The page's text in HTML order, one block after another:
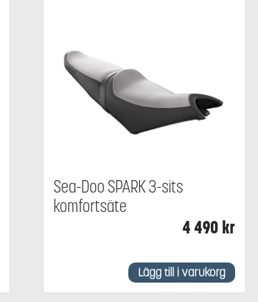
Sea-Doo SPARK 3-sits
komfortsäte
4 490 kr
Lägg till i varukorg